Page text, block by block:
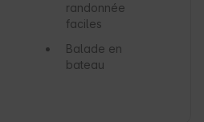
randonnée
faciles
Balade en
bateau